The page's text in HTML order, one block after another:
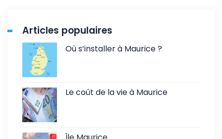
Articles populaires
Où s’installer à Maurice ?
Le coût de la vie à Maurice